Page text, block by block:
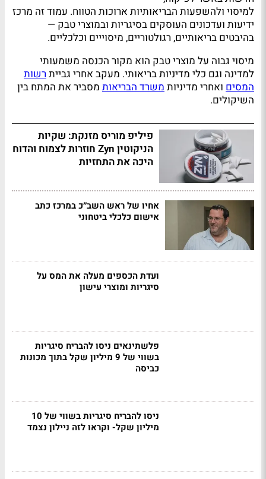
למיסוי ולהשפעות הבריאותיות ארוכות הטווח. עמוד זה מרכז
ידיעות ועדכונים העוסקים בסיגריות ובמוצרי טבק —
בהיבטים בריאותיים, רגולטוריים, מיסוייים וכלכליים.
מיסוי גבוה על מוצרי טבק הוא מקור הכנסה משמעותי
למדינה וגם כלי מדיניות בריאותי. מעקב אחרי גבייתרשות
המסים ואחרי מדיניותמשרד הבריאות מסביר את המתח בין
השיקולים.
פיליפ מוריס מזנקת: שקיות
הניקוטין Zyn חוזרות לצמוח והדוח
היכה את התחזיות
אחיו של ראש השב״כ במרכז כתב
אישום כלכלי ביטחוני
ועדת הכספים מעלה את המס על
סיגריות ומוצרי עישון
פלשתינאים ניסו להבריח סיגריות
בשווי של 9 מיליון שקל בתוך מכונות
כביסה
ניסו להבריח סיגריות בשווי של 10
מיליון שקל- וקראו לזה ניילון נצמד